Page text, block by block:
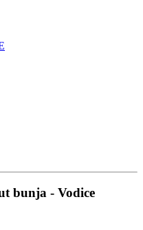
bunja - Vodice